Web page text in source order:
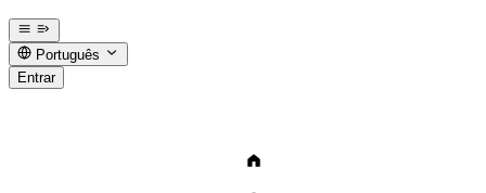
Português
Entrar